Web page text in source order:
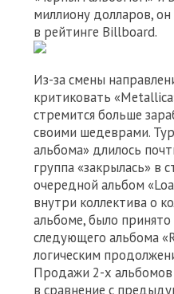
миллиону долларов,
в рейтинге Billboard.
Из-за смены
критиковать
стремится больше
своими шедеврами.
альбома» длилось
группа «закрылась» в
очередной альбом
внутри коллектива о
альбоме, было
следующего альбома
логическим
Продажи 2-х альбомов
в сравнение с